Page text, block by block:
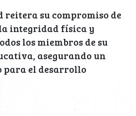
reitera su compromiso de
integridad física y
los miembros de su
asegurando un
para el desarrollo